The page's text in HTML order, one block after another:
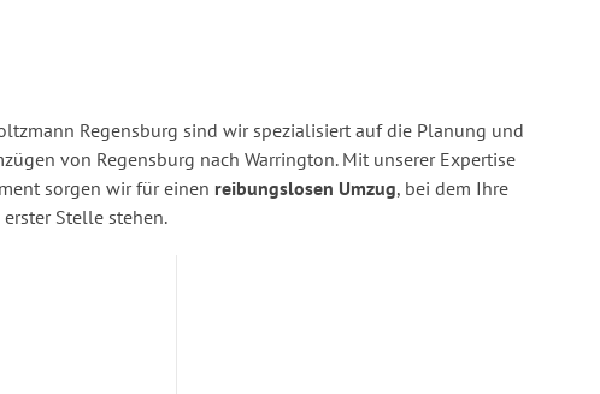
Regensburg sind wir spezialisiert auf die Planung und
von Regensburg nach Warrington. Mit unserer Expertise
sorgen wir für einen reibungslosen Umzug, bei dem Ihre
Stelle stehen.